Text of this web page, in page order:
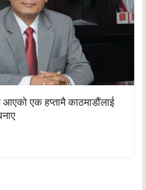
एक हप्तामै काठमाडौंलाई